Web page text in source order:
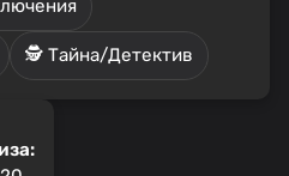
🕵️ Тайна/Детектив